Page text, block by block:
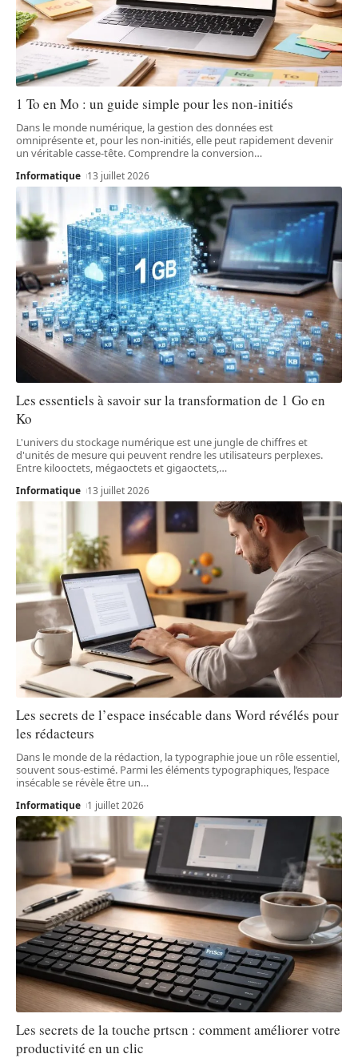
1 To en Mo : un guide simple pour les non-initiés
Dans le monde numérique, la gestion des données est
omniprésente et, pour les non-initiés, elle peut rapidement devenir
un véritable casse-tête. Comprendre la conversion…
Informatique 13 juillet 2026
Les essentiels à savoir sur la transformation de 1 Go en
Ko
L'univers du stockage numérique est une jungle de chiffres et
d'unités de mesure qui peuvent rendre les utilisateurs perplexes.
Entre kilooctets, mégaoctets et gigaoctets,…
Informatique 13 juillet 2026
Les secrets de l’espace insécable dans Word révélés pour
les rédacteurs
Dans le monde de la rédaction, la typographie joue un rôle essentiel,
souvent sous-estimé. Parmi les éléments typographiques, l’espace
insécable se révèle être un…
Informatique 1 juillet 2026
Les secrets de la touche prtscn : comment améliorer votre
productivité en un clic